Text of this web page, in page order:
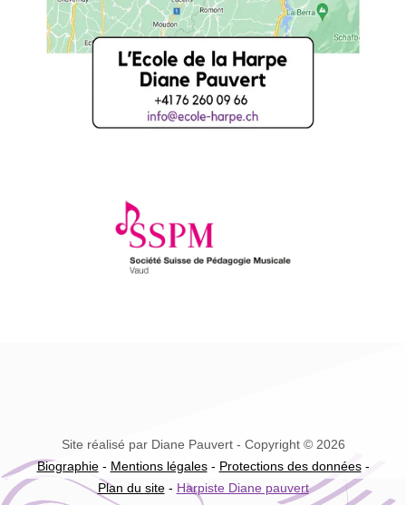
Site réalisé par Diane Pauvert - Copyright © 2026
Biographie- Mentions légales- Protections des données-
Plan du site- Harpiste Diane pauvert